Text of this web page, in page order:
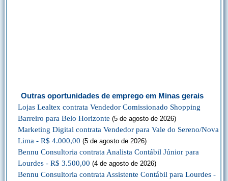
Outras oportunidades de emprego em Minas gerais
Lojas Lealtex contrata Vendedor Comissionado Shopping
Barreiro para Belo Horizonte (5 de agosto de 2026)
Marketing Digital contrata Vendedor para Vale do Sereno/Nova
Lima - R$ 4.000,00 (5 de agosto de 2026)
Bennu Consultoria contrata Analista Contábil Júnior para
Lourdes - R$ 3.500,00 (4 de agosto de 2026)
Bennu Consultoria contrata Assistente Contábil para Lourdes -